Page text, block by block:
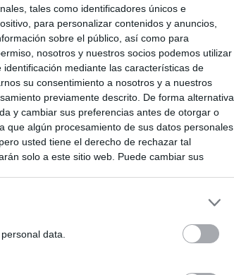
tales como identificadores únicos e
para personalizar contenidos y anuncios,
sobre el público, así como para
nosotros y nuestros socios podemos utilizar
mediante las características de
su consentimiento a nosotros y a nuestros
previamente descrito. De forma alternativa,
y cambiar sus preferencias antes de otorgar o
que algún procesamiento de sus datos personales
usted tiene el derecho de rechazar tal
solo a este sitio web. Puede cambiar sus
data.